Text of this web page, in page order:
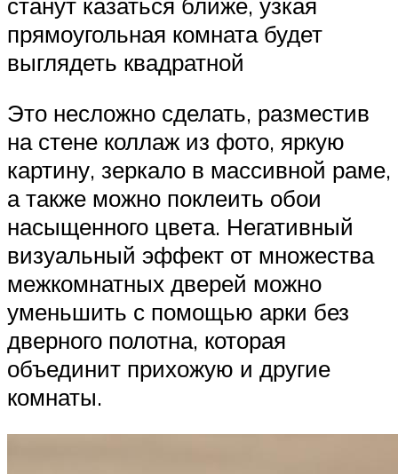
прямоугольная комната будет
выглядеть квадратной
Это несложно сделать, разместив
на стене коллаж из фото, яркую
картину, зеркало в массивной раме,
а также можно поклеить обои
насыщенного цвета. Негативный
визуальный эффект от множества
межкомнатных дверей можно
уменьшить с помощью арки без
дверного полотна, которая
объединит прихожую и другие
комнаты.